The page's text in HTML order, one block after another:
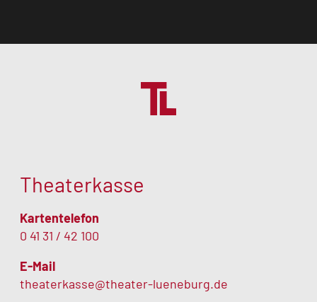
Theaterkasse
Kartentelefon
0 41 31 / 42 100
E-Mail
theaterkasse@theater-lueneburg.de